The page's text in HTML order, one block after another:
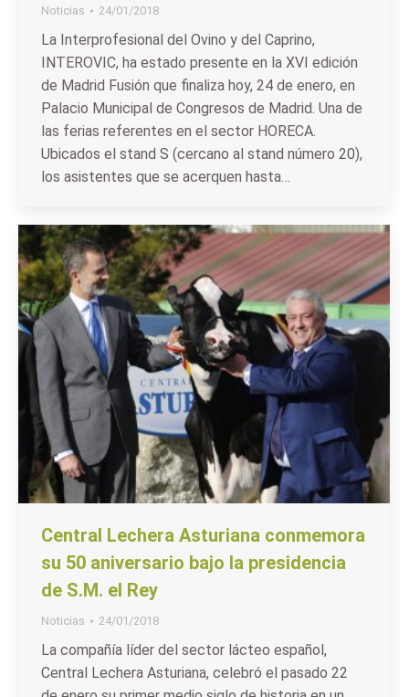
Noticias 24/01/2018
La Interprofesional del Ovino y del Caprino,
INTEROVIC, ha estado presente en la XVI edición
de Madrid Fusión que finaliza hoy, 24 de enero, en
Palacio Municipal de Congresos de Madrid. Una de
las ferias referentes en el sector HORECA.
Ubicados el stand S (cercano al stand número 20),
los asistentes que se acerquen hasta…
Central Lechera Asturiana conmemora
su 50 aniversario bajo la presidencia
de S.M. el Rey
Noticias 24/01/2018
La compañía líder del sector lácteo español,
Central Lechera Asturiana, celebró el pasado 22